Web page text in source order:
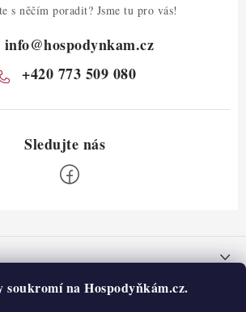
soukromí na Hospodyňkám.cz.
s něčím poradit? Jsme tu pro vás!
info@hospodynkam.cz
+420 773 509 080
dobírku